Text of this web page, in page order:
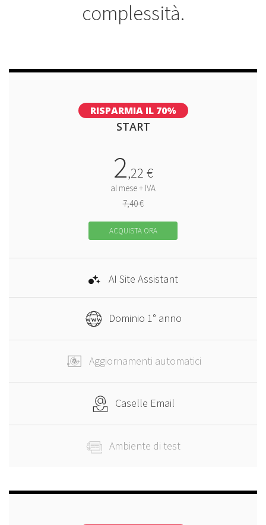
complessità.
RISPARMIA IL 70%
START
2,22 €
al mese + IVA
7,40 €
ACQUISTA ORA
AI Site Assistant
Dominio 1° anno
Aggiornamenti automatici
Caselle Email
Ambiente di test